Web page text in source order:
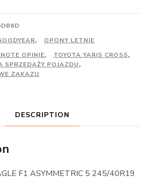
,
OPONY LETNIE
OPINIE, TOYOTA YARIS CROSS,
SPRZEDAŻY POJAZDU,
ZAKAZU
DESCRIPTION
F1 ASYMMETRIC 5 245/40R19